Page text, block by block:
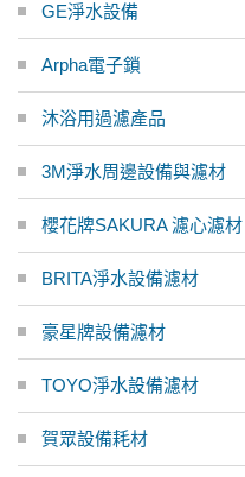
GE淨水設備
Arpha電子鎖
沐浴用過濾產品
3M淨水周邊設備與濾材
櫻花牌SAKURA 濾心濾材
BRITA淨水設備濾材
豪星牌設備濾材
TOYO淨水設備濾材
賀眾設備耗材